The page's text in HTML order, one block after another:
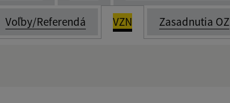
Voľby/Referendá VZN Zasadnutia OZ